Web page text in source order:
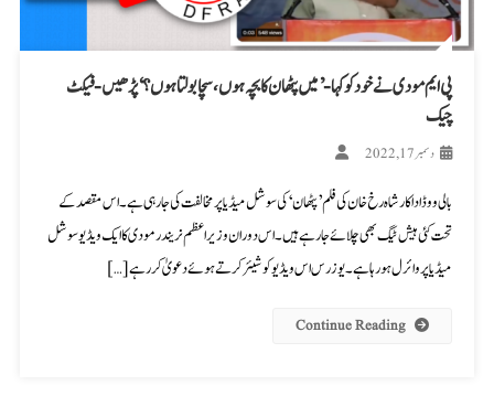
پی ایم مودی نے خود کو کہا- ’میں پٹھان کا بچہ ہوں، سچا بولتا ہوں؟‘ پڑھیں-فیکٹ
چیک
دسمبر 17, 2022
بالی ووڈ اداکار شاہ رخ خان کی فلم ’پٹھان‘ کی سوشل میڈیا پر مخالفت کی جارہی ہے۔ اس مقصد کے
تحت کئی ہیش ٹیگ بھی چلائے جا رہے ہیں۔ اس دوران وزیر اعظم نریندر مودی کا ایک ویڈیو سوشل
میڈیا پر وائرل ہو رہا ہے۔ یوزرس اس ویڈیو کو شیئر کرتے ہوئے دعویٰ کر رہے […]
Continue Reading